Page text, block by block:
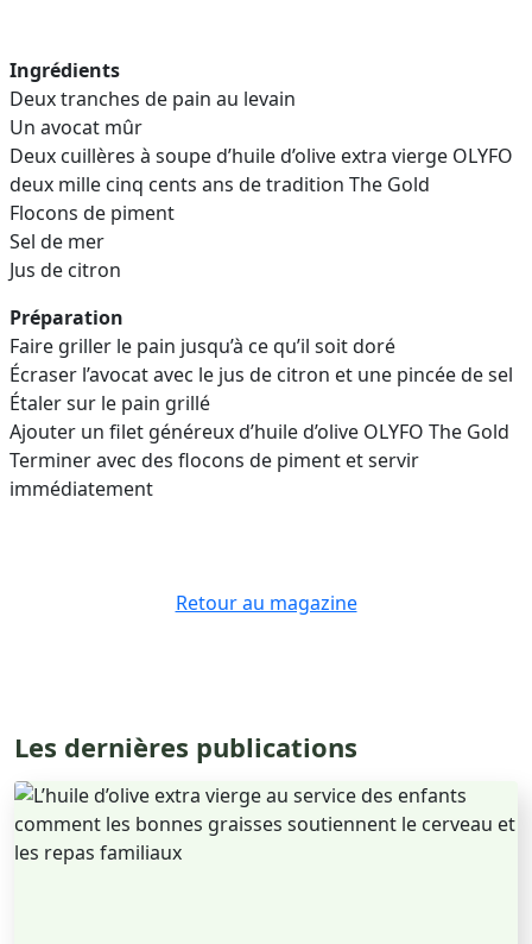
Ingrédients
Deux tranches de pain au levain
Un avocat mûr
Deux cuillères à soupe d’huile d’olive extra vierge OLYFO
deux mille cinq cents ans de tradition The Gold
Flocons de piment
Sel de mer
Jus de citron
Préparation
Faire griller le pain jusqu’à ce qu’il soit doré
Écraser l’avocat avec le jus de citron et une pincée de sel
Étaler sur le pain grillé
Ajouter un filet généreux d’huile d’olive OLYFO The Gold
Terminer avec des flocons de piment et servir
immédiatement
Retour au magazine
Les dernières publications